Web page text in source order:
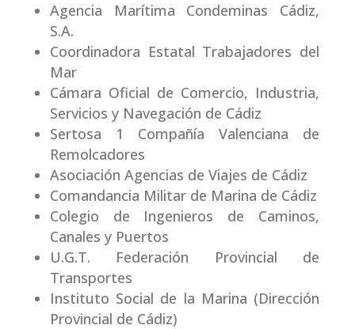
Agencia Marítima Condeminas Cádiz,
S.A.
Coordinadora Estatal Trabajadores del
Mar
Cámara Oficial de Comercio, Industria,
Servicios y Navegación de Cádiz
Sertosa 1 Compañía Valenciana de
Remolcadores
Asociación Agencias de Viajes de Cádiz
Comandancia Militar de Marina de Cádiz
Colegio de Ingenieros de Caminos,
Canales y Puertos
U.G.T. Federación Provincial de
Transportes
Instituto Social de la Marina (Dirección
Provincial de Cádiz)